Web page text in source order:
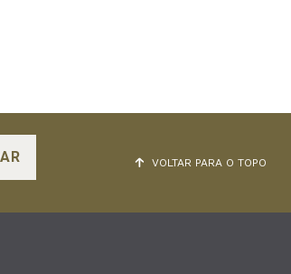
VOLTAR PARA O TOPO